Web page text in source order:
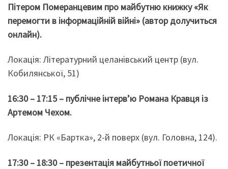
Пітером Померанцевим про майбутню книжку «Як
перемогти в інформаційній війні» (автор долучиться
онлайн).
Локація: Літературний целанівський центр (вул.
Кобилянської, 51)
16:30 – 17:15 – публічне інтервʼю Романа Кравця із
Артемом Чехом.
Локація: РК «Бартка», 2-й поверх (вул. Головна, 124).
17:30 – 18:30 – презентація майбутньої поетичної